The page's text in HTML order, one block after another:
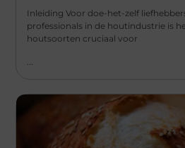
Inleiding Voor doe-het-zelf
professionals in de houtindustrie is
houtsoorten cruciaal voor